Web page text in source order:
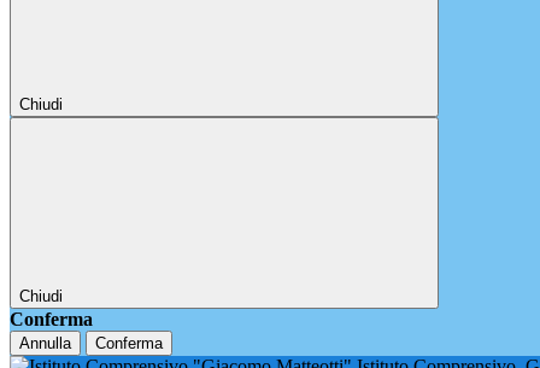
Chiudi
Chiudi
Conferma
Annulla Conferma